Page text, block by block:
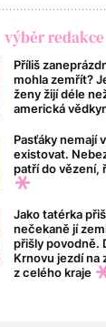
výběr redakce
Příliš
mohla zemřít?
ženy žijí déle
americká
Pasťáky nemají
existovat.
patří do vězení,
Jako tatérka
nečekaně jí
přišly povodně.
Krnovu jezdí na
z celého kraje